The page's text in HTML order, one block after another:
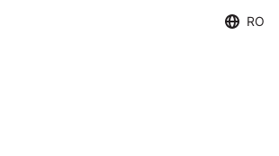
RO